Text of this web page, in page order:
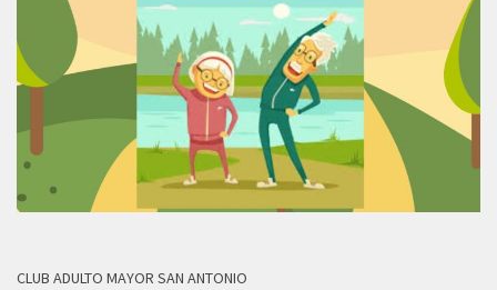
CLUB ADULTO MAYOR SAN ANTONIO